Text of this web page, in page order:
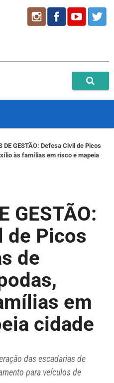
DE GESTÃO: Defesa Civil de Picos
às famílias em risco e mapeia
GESTÃO:
de Picos
de
em
cidade
das escadarias de
para veículos de